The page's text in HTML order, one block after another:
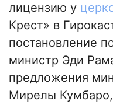
лицензию у
Крест» в
постановление
министр Эди
предложения
Мирелы